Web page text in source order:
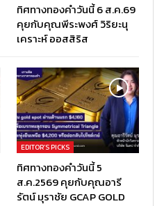
ทิศทางทองคำวันนี้ 6 ส.ค.69
คุยกับคุณพีระพงศ์ วิริยะนุ
เคราะห์ ออสสิริส
EDITOR’S PICKS
ทิศทางทองคำวันนี้ 5
ส.ค.2569 คุยกับคุณอารี
รัตน์ มุราชัย GCAP GOLD